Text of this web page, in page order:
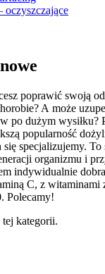
oczyszczające
poprawić swoją
A może
po dużym wysiłku?
popularność
specjalizujemy. To
organizmu i
indywidualnie
C, z witaminami
Polecamy!
kategorii.